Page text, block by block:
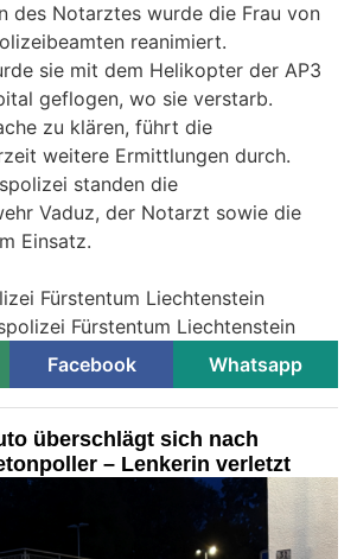
des Notarztes wurde die Frau von
reanimiert.
sie mit dem Helikopter der AP3
geflogen, wo sie verstarb.
zu klären, führt die
weitere Ermittlungen durch.
standen die
Vaduz, der Notarzt sowie die
Einsatz.
Fürstentum Liechtenstein
Fürstentum Liechtenstein
Facebook Whatsapp
überschlägt sich nach
– Lenkerin verletzt